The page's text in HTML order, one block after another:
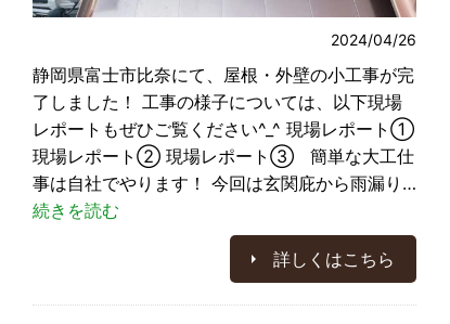
2024/04/26
静岡県富士市比奈にて、屋根・外壁の小工事が完
了しました！ 工事の様子については、以下現場
レポートもぜひご覧ください^_^ 現場レポート①
現場レポート② 現場レポート③ 簡単な大工仕
事は自社でやります！ 今回は玄関庇から雨漏り…
続きを読む
詳しくはこちら